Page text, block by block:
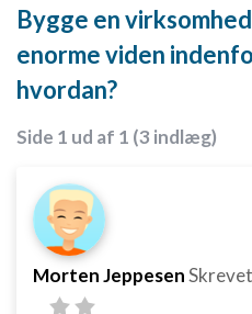
Bygge en
enorme viden
hvordan?
Side 1 ud af 1 (3 indlæg)
Morten JeppesenSkrevet